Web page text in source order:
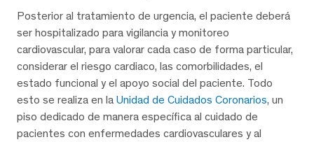
Posterior al tratamiento de urgencia, el paciente deberá
ser hospitalizado para vigilancia y monitoreo
cardiovascular, para valorar cada caso de forma particular,
considerar el riesgo cardiaco, las comorbilidades, el
estado funcional y el apoyo social del paciente. Todo
esto se realiza en la Unidad de Cuidados Coronarios, un
piso dedicado de manera específica al cuidado de
pacientes con enfermedades cardiovasculares y al